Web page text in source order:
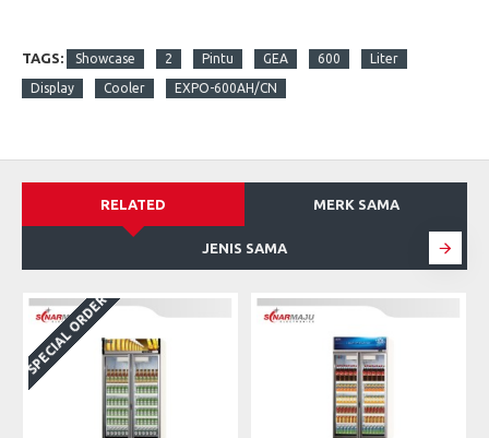
TAGS: Showcase 2 Pintu GEA 600 Liter
Display Cooler EXPO-600AH/CN
RELATED MERK SAMA
JENIS SAMA
SPECIAL ORDER